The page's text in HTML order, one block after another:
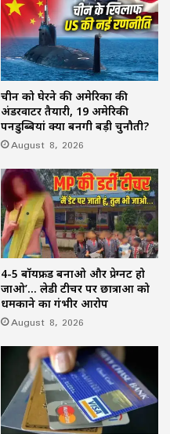
चीन को घेरने की अमेरिका की
अंडरवाटर तैयारी, 19 अमेरिकी
पनडुब्बियां क्यों बनेंगी बड़ी चुनौती?
August 8, 2026
4-5 बॉयफ्रेंड बनाओ और प्रेग्नेंट हो
जाओ’… लेडी टीचर पर छात्राओं को
धमकाने का गंभीर आरोप
August 8, 2026